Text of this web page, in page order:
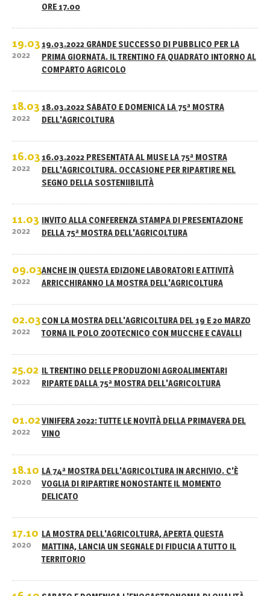
ORE 17.00
19.03
2022
19.03.2022 GRANDE SUCCESSO DI PUBBLICO PER LA
PRIMA GIORNATA. IL TRENTINO FA QUADRATO INTORNO AL
COMPARTO AGRICOLO
18.03
2022
18.03.2022 SABATO E DOMENICA LA 75ª MOSTRA
DELL'AGRICOLTURA
16.03
2022
16.03.2022 PRESENTATA AL MUSE LA 75ª MOSTRA
DELL'AGRICOLTURA. OCCASIONE PER RIPARTIRE NEL
SEGNO DELLA SOSTENIIBILITÀ
11.03
2022
INVITO ALLA CONFERENZA STAMPA DI PRESENTAZIONE
DELLA 75ª MOSTRA DELL'AGRICOLTURA
09.03
2022
ANCHE IN QUESTA EDIZIONE LABORATORI E ATTIVITÀ
ARRICCHIRANNO LA MOSTRA DELL'AGRICOLTURA
02.03
2022
CON LA MOSTRA DELL'AGRICOLTURA DEL 19 E 20 MARZO
TORNA IL POLO ZOOTECNICO CON MUCCHE E CAVALLI
25.02
2022
IL TRENTINO DELLE PRODUZIONI AGROALIMENTARI
RIPARTE DALLA 75ª MOSTRA DELL'AGRICOLTURA
01.02
2022
VINIFERA 2022: TUTTE LE NOVITÀ DELLA PRIMAVERA DEL
VINO
18.10
2020
LA 74ª MOSTRA DELL'AGRICOLTURA IN ARCHIVIO. C'È
VOGLIA DI RIPARTIRE NONOSTANTE IL MOMENTO
DELICATO
17.10
2020
LA MOSTRA DELL'AGRICOLTURA, APERTA QUESTA
MATTINA, LANCIA UN SEGNALE DI FIDUCIA A TUTTO IL
TERRITORIO